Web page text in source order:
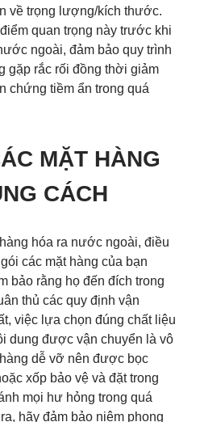
về trọng lượng/kích thước.
quan trọng này trước khi
ngoài, đảm bảo quy trình
gặp rắc rối đồng thời giảm
chứng tiềm ẩn trong quá
MẶT HÀNG
CÁCH
hóa ra nước ngoài, điều
các mặt hàng của bạn
bảo rằng họ đến đích trong
thủ các quy định vận
việc lựa chọn đúng chất liệu
dung được vận chuyển là vô
dễ vỡ nên được bọc
xốp bảo vệ và đặt trong
mọi hư hỏng trong quá
hãy đảm bảo niêm phong